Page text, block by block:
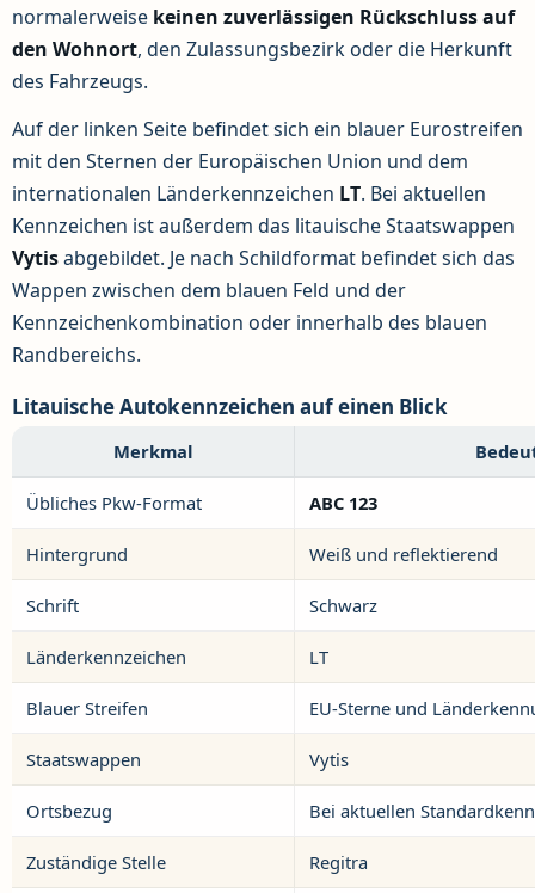
normalerweise keinen zuverlässigen Rückschluss auf
den Wohnort, den Zulassungsbezirk oder die Herkunft
des Fahrzeugs.
Auf der linken Seite befindet sich ein blauer Eurostreifen
mit den Sternen der Europäischen Union und dem
internationalen Länderkennzeichen LT. Bei aktuellen
Kennzeichen ist außerdem das litauische Staatswappen
Vytisabgebildet. Je nach Schildformat befindet sich das
Wappen zwischen dem blauen Feld und der
Kennzeichenkombination oder innerhalb des blauen
Randbereichs.
Litauische Autokennzeichen auf einen Blick
Merkmal
Übliches Pkw-Format ABC 123
Hintergrund Weiß und reflektierend
Schrift Schwarz
Länderkennzeichen LT
Blauer Streifen EU-Sterne und
Staatswappen Vytis
Ortsbezug Bei aktuellen
Zuständige Stelle Regitra